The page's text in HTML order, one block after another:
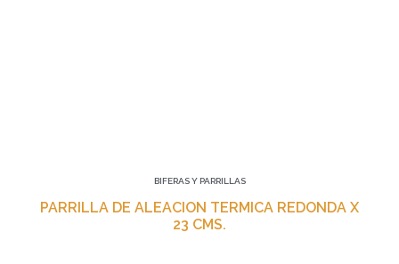
BIFERAS Y PARRILLAS
PARRILLA DE ALEACION TERMICA REDONDA X
23 CMS.